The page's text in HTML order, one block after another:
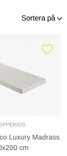
Sortera på
Luxury Madrass
cm